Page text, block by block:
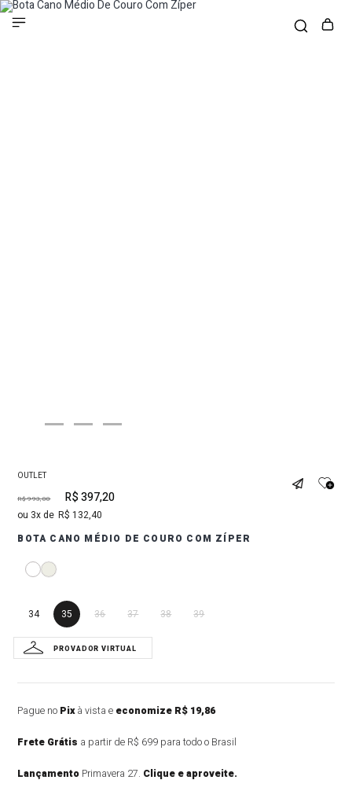
OUTLET
R$ 993,00 R$ 397,20
3 R$ 132,40
BOTA CANO MÉDIO DE COURO COM ZÍPER
34 35 36 37 38 39
Pague no Pixà vista e economize R$ 19,86
Frete Grátis a partir de R$ 699 para todo o Brasil
Lançamento Primavera 27. Clique e aproveite.